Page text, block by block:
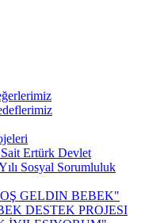
Ertürk Devlet
Sosyal Sorumluluk
GELDIN BEBEK"
DESTEK PROJESI